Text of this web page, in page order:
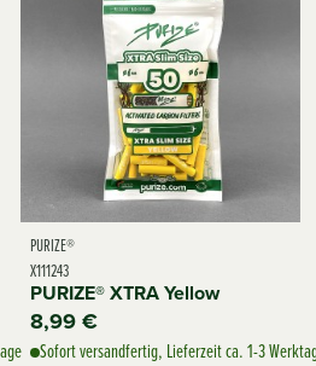
PURIZE®
X111243
PURIZE® XTRA Yellow
8,99 €
Sofort versandfertig, Lieferzeit ca. 1-3